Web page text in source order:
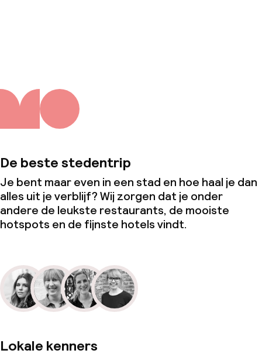
De beste stedentrip
Je bent maar even in een stad en hoe haal je dan
alles uit je verblijf? Wij zorgen dat je onder
andere de leukste restaurants, de mooiste
hotspots en de fijnste hotels vindt.
Lokale kenners